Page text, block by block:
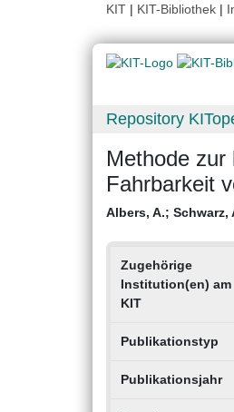
KIT | KIT-Bibliothek |
Repository
Methode
Fahrbarkeit
Albers, A.; Schwarz,
Zugehörige
Institution(en) am
KIT
Publikationstyp
Publikationsjahr